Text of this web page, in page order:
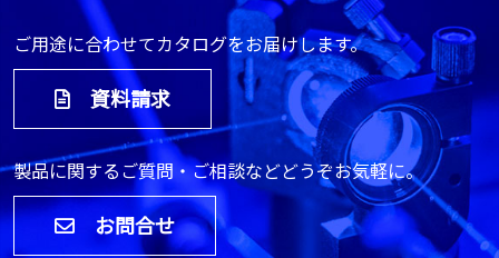
ご用途に合わせてカタログをお届けします。
資料請求
製品に関するご質問・ご相談などどうぞお気軽に。
お問合せ